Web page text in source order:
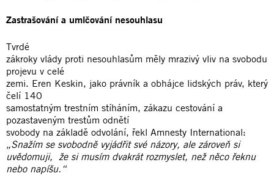
Zastrašování a umlčování nesouhlasu
Tvrdé
zákroky vlády proti nesouhlasům měly mrazivý vliv na svobodu
projevu v celé
zemi. Eren Keskin, jako právník a obhájce lidských práv, který
čelí 140
samostatným trestním stíháním, zákazu cestování a
pozastaveným trestům odnětí
svobody na základě odvolání, řekl Amnesty International:
„Snažím se svobodně vyjádřit své názory, ale zároveň si
uvědomuji, že si musím dvakrát rozmyslet, než něco řeknu
nebo napíšu.“